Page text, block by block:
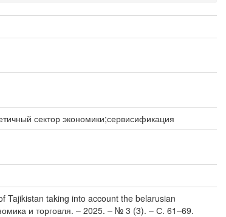
сектор экономики;сервисификация
Tajikistan taking into account the belarusian
и торговля. – 2025. – № 3 (3). – С. 61–69.